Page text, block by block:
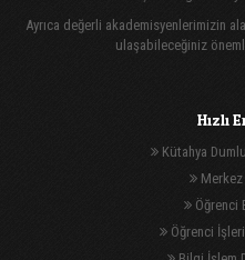
Ayrıca değerli akademisyenlerimizin
ulaşabileceğiniz
Hızlı
Kütahya
Merkez
Öğrenci
Öğrenci İşleri